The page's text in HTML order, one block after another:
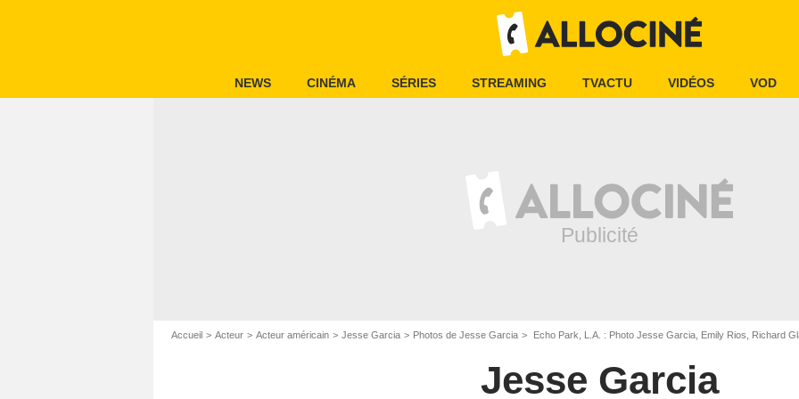
NEWS CINÉMA SÉRIES STREAMING TVACTU VIDÉOS VOD
Accueil Acteur Acteur américain Jesse Garcia Photos de Jesse Garcia Echo Park, L.A. : Photo Jesse Garcia, Emily Rios, Richard
Jesse Garcia